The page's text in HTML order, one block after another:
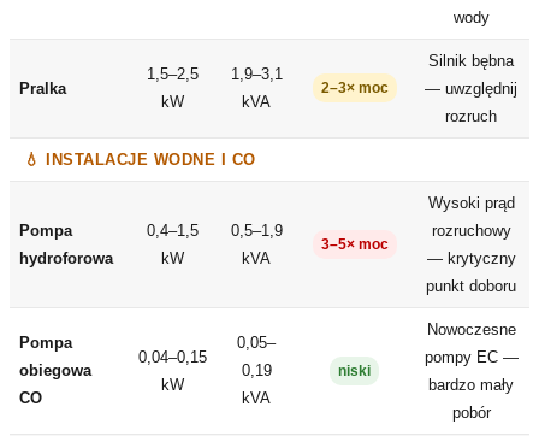
wody
Pralka
1,5–2,5
kW
1,9–3,1
kVA
2–3× moc
Silnik bębna
— uwzględnij
rozruch
💧 INSTALACJE WODNE I CO
Pompa
hydroforowa
0,4–1,5
kW
0,5–1,9
kVA
3–5× moc
Wysoki prąd
rozruchowy
— krytyczny
punkt doboru
Pompa
obiegowa
CO
0,04–0,15
kW
0,05–
0,19
kVA
niski
Nowoczesne
pompy EC —
bardzo mały
pobór